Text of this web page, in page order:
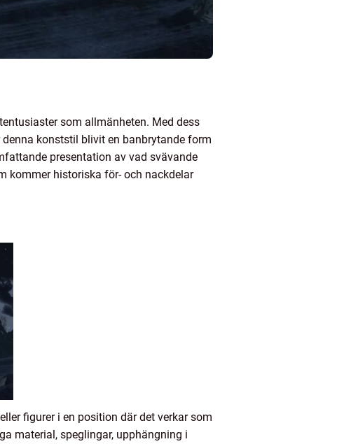
som allmänheten. Med dess
konststil blivit en banbrytande form
presentation av vad svävande
kommer historiska för- och nackdelar
figurer i en position där det verkar som
material, speglingar, upphängning i